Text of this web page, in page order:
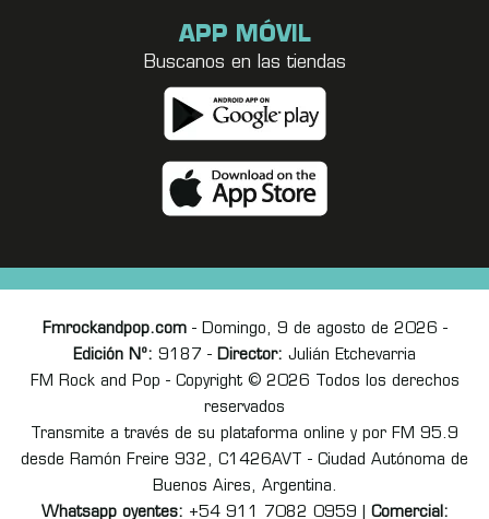
APP MÓVIL
Buscanos en las tiendas
Fmrockandpop.com- Domingo, 9 de agosto de 2026 -
Edición Nº: 9187 - Director: Julián Etchevarria
FM Rock and Pop - Copyright © 2026 Todos los derechos
reservados
Transmite a través de su plataforma online y por FM 95.9
desde Ramón Freire 932, C1426AVT - Ciudad Autónoma de
Buenos Aires, Argentina.
Whatsapp oyentes: +54 911 7082 0959 | Comercial: